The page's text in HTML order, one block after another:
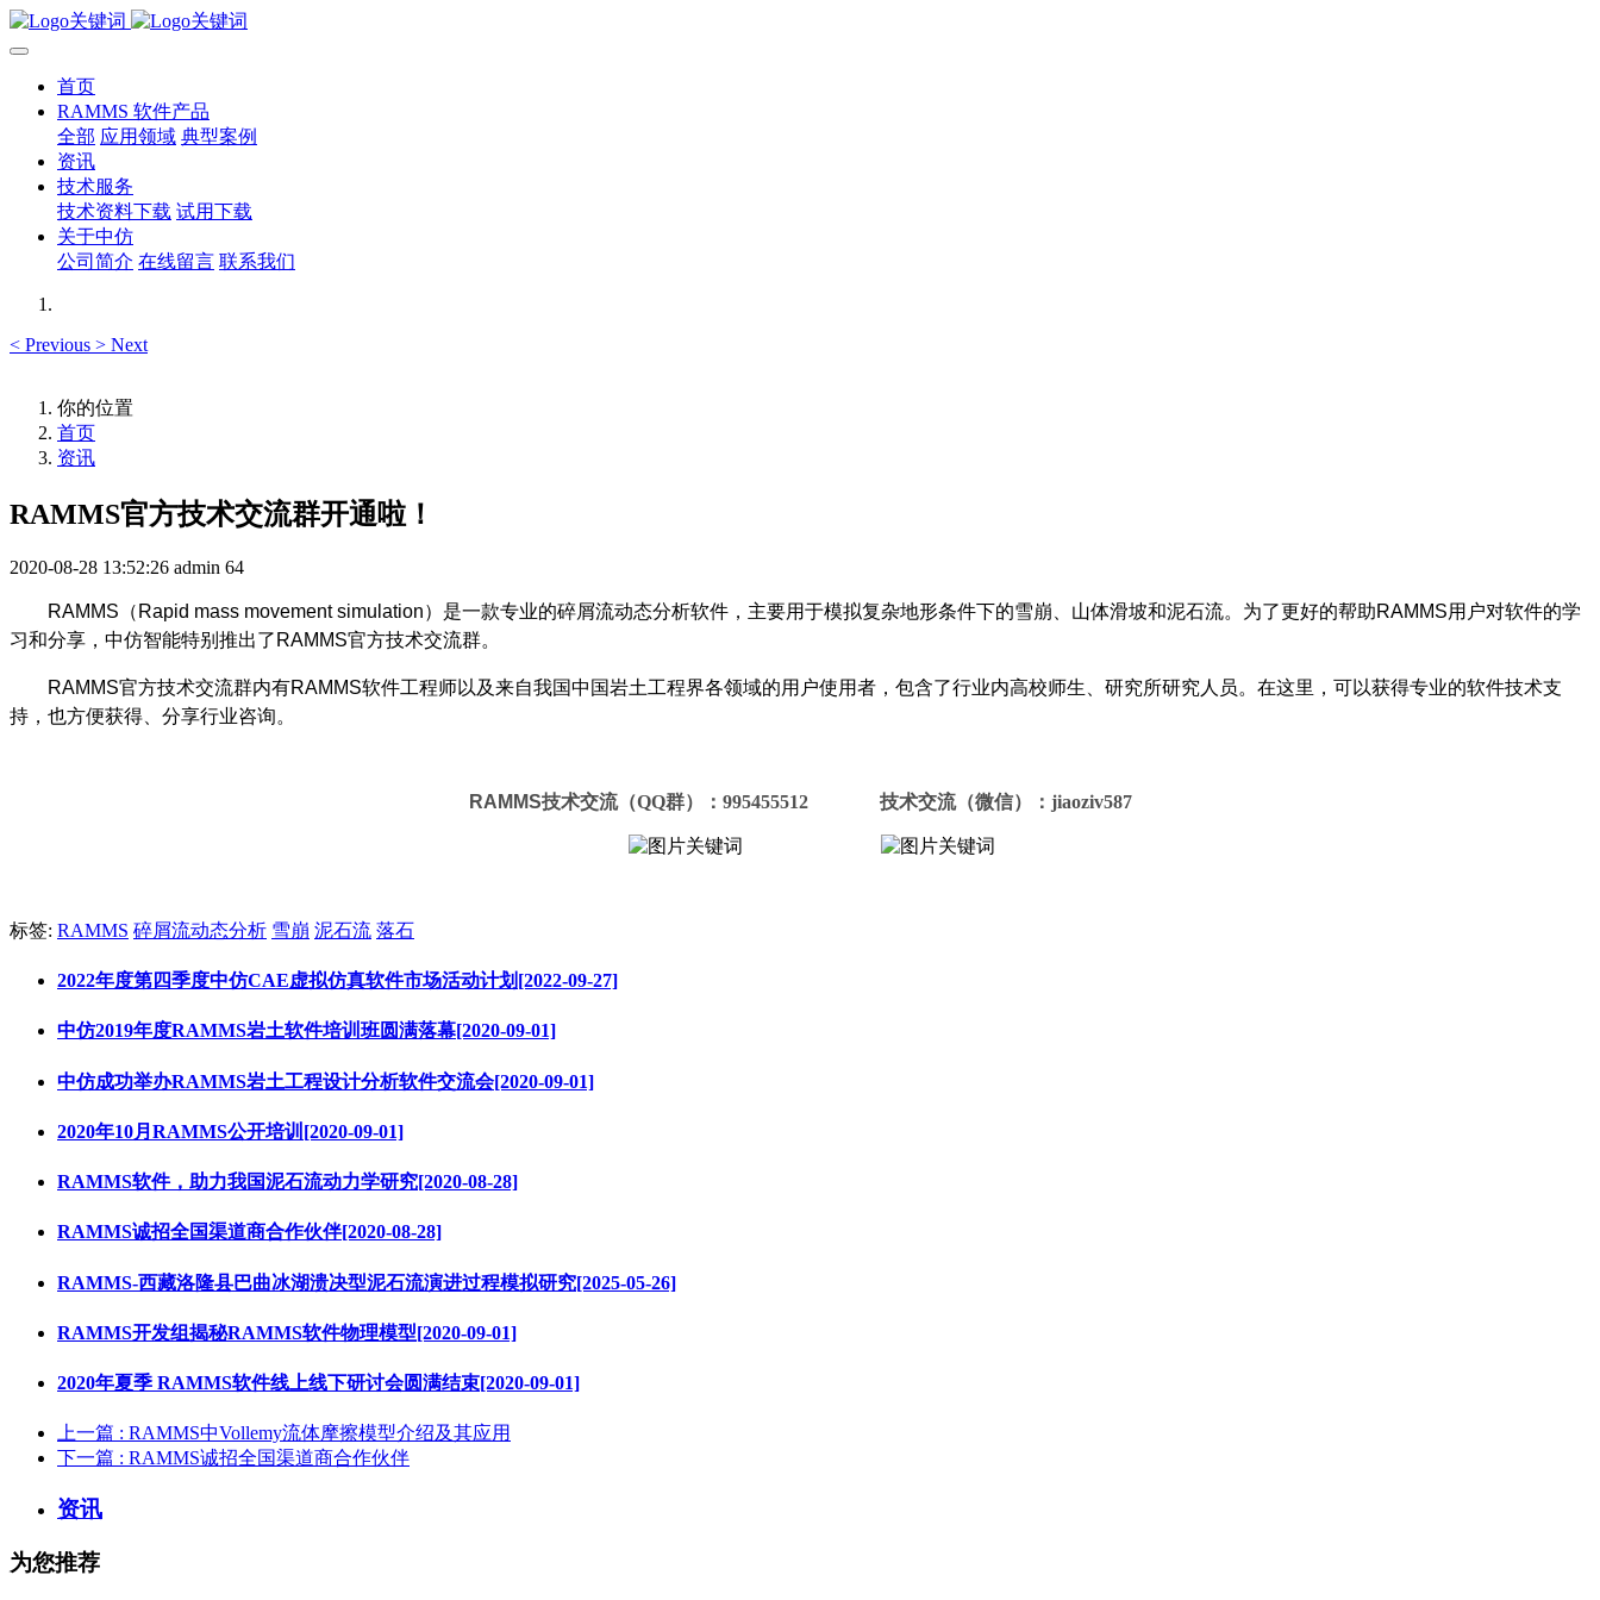
首页
RAMMS 软件产品
全部 应用领域 典型案例
资讯
技术服务
技术资料下载 试用下载
关于中仿
公司简介 在线留言 联系我们
< Previous > Next
你的位置
首页
资讯
RAMMS官方技术交流群开通啦！
2020-08-28 13:52:26 admin 64
RAMMS（Rapid mass movement simulation）是一款专业的碎屑流动态分析软件，主要用于模拟复杂地形条件下的雪崩、山体滑坡和泥石流。为了更好的帮助RAMMS用户对软件的学
习和分享，中仿智能特别推出了RAMMS官方技术交流群。
RAMMS官方技术交流群内有RAMMS软件工程师以及来自我国中国岩土工程界各领域的用户使用者，包含了行业内高校师生、研究所研究人员。在这里，可以获得专业的软件技术支
持，也方便获得、分享行业咨询。
RAMMS技术交流（QQ群） ： 995455512技术交流（微信）：jiaoziv587
标签: RAMMS 碎屑流动态分析 雪崩 泥石流 落石
2022年度第四季度中仿CAE虚拟仿真软件市场活动计划[2022-09-27]
中仿2019年度RAMMS岩土软件培训班圆满落幕[2020-09-01]
中仿成功举办RAMMS岩土工程设计分析软件交流会[2020-09-01]
2020年10月RAMMS公开培训[2020-09-01]
RAMMS软件，助力我国泥石流动力学研究[2020-08-28]
RAMMS诚招全国渠道商合作伙伴[2020-08-28]
RAMMS-西藏洛隆县巴曲冰湖溃决型泥石流演进过程模拟研究[2025-05-26]
RAMMS开发组揭秘RAMMS软件物理模型[2020-09-01]
2020年夏季 RAMMS软件线上线下研讨会圆满结束[2020-09-01]
上一篇 : RAMMS中Vollemy流体摩擦模型介绍及其应用
下一篇 : RAMMS诚招全国渠道商合作伙伴
资讯
为您推荐